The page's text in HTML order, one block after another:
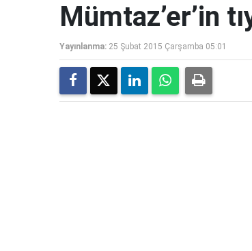
Mümtaz’er’in
Yayınlanma: 25 Şubat 2015 Çarşamba 05:01